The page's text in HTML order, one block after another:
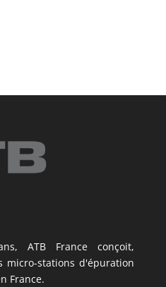
ATB France conçoit,
micro-stations d'épuration
France.